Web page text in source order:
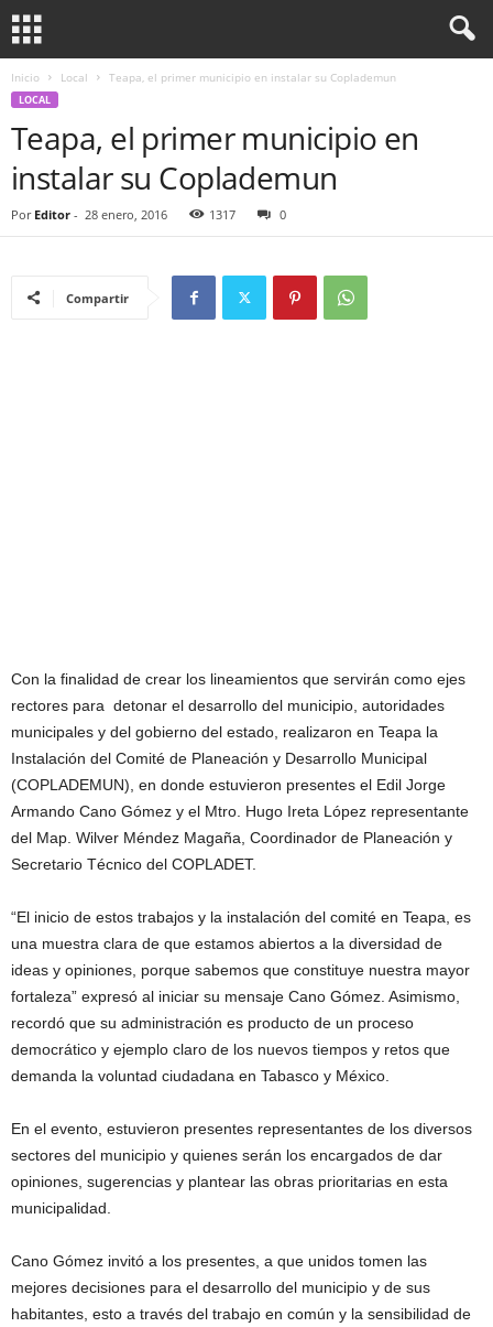
Inicio Local Teapa, el primer municipio en instalar su Coplademun
LOCAL
Teapa, el primer municipio en
instalar su Coplademun
Por Editor - 28 enero, 2016 1317 0
Compartir
Con la finalidad de crear los lineamientos que servirán como ejes
rectores para detonar el desarrollo del municipio, autoridades
municipales y del gobierno del estado, realizaron en Teapa la
Instalación del Comité de Planeación y Desarrollo Municipal
(COPLADEMUN), en donde estuvieron presentes el Edil Jorge
Armando Cano Gómez y el Mtro. Hugo Ireta López representante
del Map. Wilver Méndez Magaña, Coordinador de Planeación y
Secretario Técnico del COPLADET.
“El inicio de estos trabajos y la instalación del comité en Teapa, es
una muestra clara de que estamos abiertos a la diversidad de
ideas y opiniones, porque sabemos que constituye nuestra mayor
fortaleza” expresó al iniciar su mensaje Cano Gómez. Asimismo,
recordó que su administración es producto de un proceso
democrático y ejemplo claro de los nuevos tiempos y retos que
demanda la voluntad ciudadana en Tabasco y México.
En el evento, estuvieron presentes representantes de los diversos
sectores del municipio y quienes serán los encargados de dar
opiniones, sugerencias y plantear las obras prioritarias en esta
municipalidad.
Cano Gómez invitó a los presentes, a que unidos tomen las
mejores decisiones para el desarrollo del municipio y de sus
habitantes, esto a través del trabajo en común y la sensibilidad de